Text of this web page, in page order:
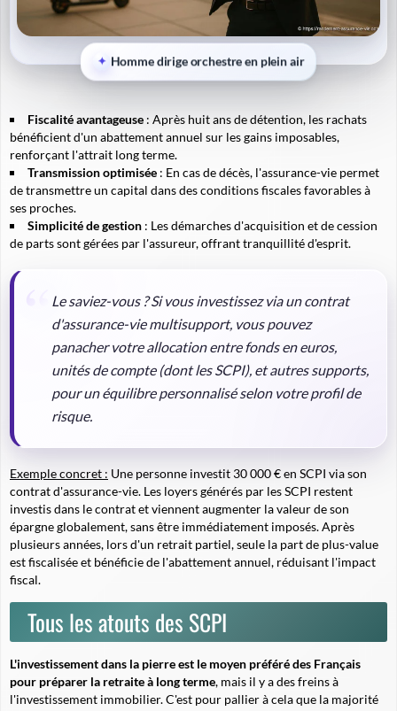
Homme dirige orchestre en plein air
Fiscalité avantageuse : Après huit ans de détention, les rachats
bénéficient d'un abattement annuel sur les gains imposables,
renforçant l'attrait long terme.
Transmission optimisée : En cas de décès, l'assurance-vie permet
de transmettre un capital dans des conditions fiscales favorables à
ses proches.
Simplicité de gestion : Les démarches d'acquisition et de cession
de parts sont gérées par l'assureur, offrant tranquillité d'esprit.
Le saviez-vous ?Si vous investissez via un contrat
d'assurance-vie multisupport, vous pouvez
panacher votre allocation entre fonds en euros,
unités de compte (dont les SCPI), et autres supports,
pour un équilibre personnalisé selon votre profil de
risque.
Exemple concret : Une personne investit 30 000 € en SCPI via son
contrat d'assurance-vie. Les loyers générés par les SCPI restent
investis dans le contrat et viennent augmenter la valeur de son
épargne globalement, sans être immédiatement imposés. Après
plusieurs années, lors d'un retrait partiel, seule la part de plus-value
est fiscalisée et bénéficie de l'abattement annuel, réduisant l'impact
fiscal.
Tous les atouts des SCPI
L'investissement dans la pierre est le moyen préféré des Français
pour préparer la retraite à long terme, mais il y a des freins à
l'investissement immobilier. C'est pour pallier à cela que la majorité